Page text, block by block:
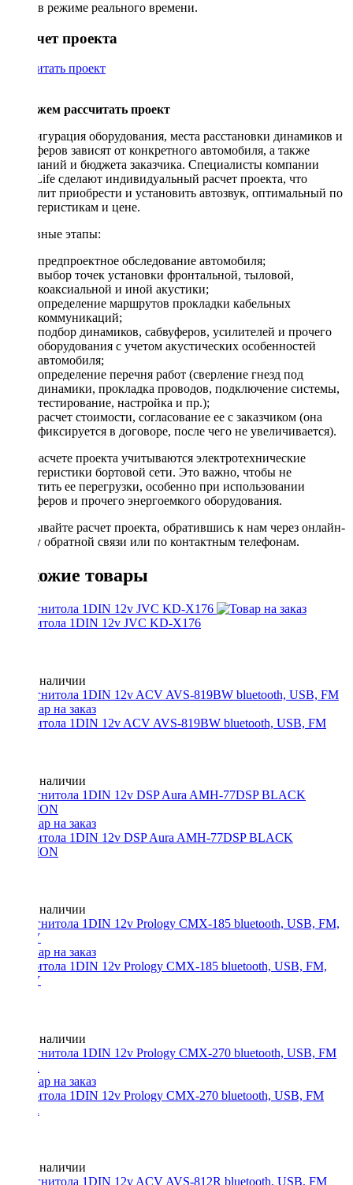
в режиме реального времени.
Рассчет проекта
Рассчитать проект
Поможем рассчитать проект
Конфигурация оборудования, места расстановки динамиков и
сабвуферов зависят от конкретного автомобиля, а также
пожеланий и бюджета заказчика. Специалисты компании
DriveLife сделают индивидуальный расчет проекта, что
позволит приобрести и установить автозвук, оптимальный по
характеристикам и цене.
Основные этапы:
предпроектное обследование автомобиля;
выбор точек установки фронтальной, тыловой,
коаксиальной и иной акустики;
определение маршрутов прокладки кабельных
коммуникаций;
подбор динамиков, сабвуферов, усилителей и прочего
оборудования с учетом акустических особенностей
автомобиля;
определение перечня работ (сверление гнезд под
динамики, прокладка проводов, подключение системы,
тестирование, настройка и пр.);
расчет стоимости, согласование ее с заказчиком (она
фиксируется в договоре, после чего не увеличивается).
При расчете проекта учитываются электротехнические
характеристики бортовой сети. Это важно, чтобы не
допустить ее перегрузки, особенно при использовании
сабвуферов и прочего энергоемкого оборудования.
Заказывайте расчет проекта, обратившись к нам через онлайн-
форму обратной связи или по контактным телефонам.
Похожие товары
Магнитола 1DIN 12v JVC KD-X176
Нет в наличии
Магнитола 1DIN 12v ACV AVS-819BW bluetooth, USB, FM
Нет в наличии
Магнитола 1DIN 12v DSP Aura AMH-77DSP BLACK
EDITION
Нет в наличии
Магнитола 1DIN 12v Prology CMX-185 bluetooth, USB, FM,
2WAY
Нет в наличии
Магнитола 1DIN 12v Prology CMX-270 bluetooth, USB, FM
Нет в наличии